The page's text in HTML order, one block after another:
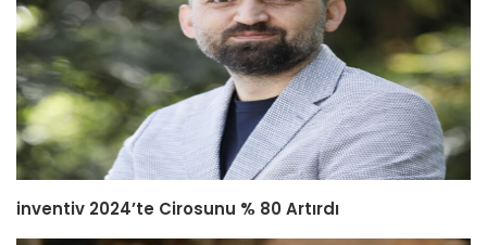
inventiv 2024’te Cirosunu % 80 Artırdı